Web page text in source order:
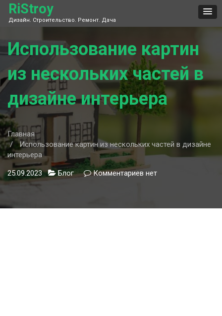
Skip
content
RiStroy
Дизайн. Строительство. Ремонт. Дача
Использование картин
из нескольких частей в
дизайне интерьера
Главная
Использование картин из нескольких частей в дизайне
интерьера
25.09.2023 Блог Комментариев кнет